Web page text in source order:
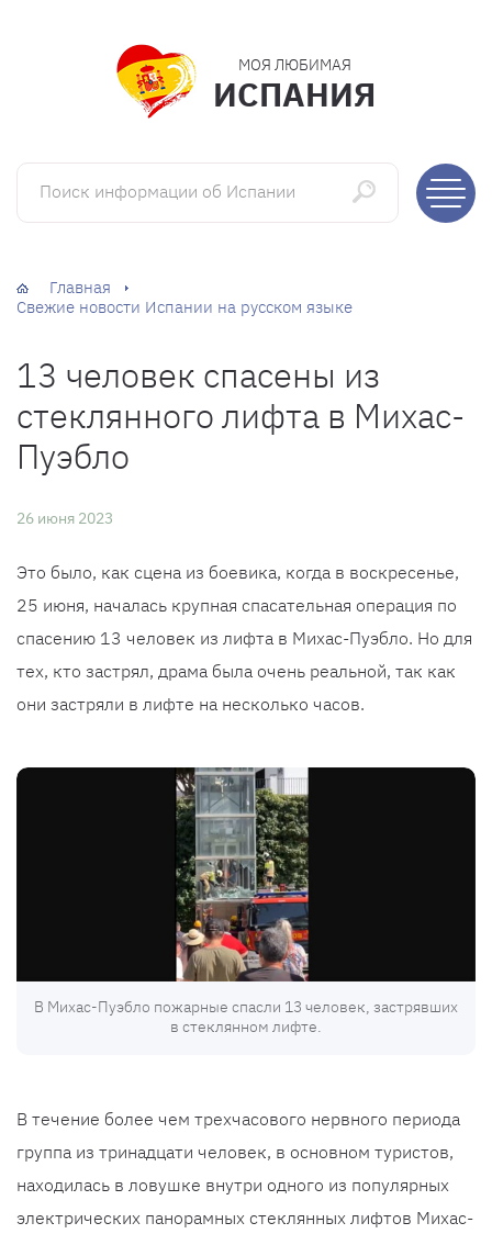
МОЯ ЛЮБИМАЯ
ИСПАНИЯ
Поиск информации об Испании
Главная
Свежие новости Испании на русском языке
13 человек спасены из
стеклянного лифта в Михас-
Пуэбло
26 июня 2023
Это было, как сцена из боевика, когда в воскресенье,
25 июня, началась крупная спасательная операция по
спасению 13 человек из лифта в Михас-Пуэбло. Но для
тех, кто застрял, драма была очень реальной, так как
они застряли в лифте на несколько часов.
В Михас-Пуэбло пожарные спасли 13 человек, застрявших
в стеклянном лифте.
В течение более чем трехчасового нервного периода
группа из тринадцати человек, в основном туристов,
находилась в ловушке внутри одного из популярных
электрических панорамных стеклянных лифтов Михас-